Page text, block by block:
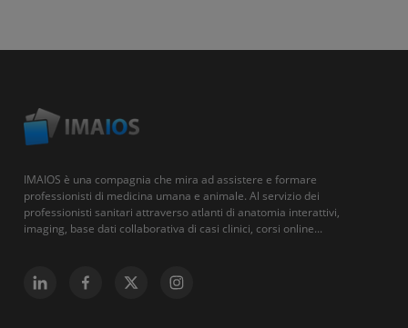
IMAIOS è una compagnia che mira ad assistere e formare
professionisti di medicina umana e animale. Al servizio dei
professionisti sanitari attraverso atlanti di anatomia interattivi,
imaging, base dati collaborativa di casi clinici, corsi online...